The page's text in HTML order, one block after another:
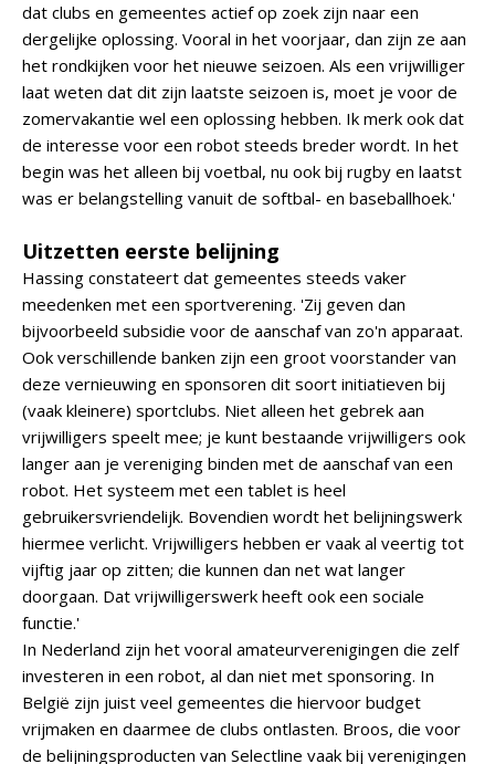
dat clubs en gemeentes actief op zoek zijn naar een
dergelijke oplossing. Vooral in het voorjaar, dan zijn ze aan
het rondkijken voor het nieuwe seizoen. Als een vrijwilliger
laat weten dat dit zijn laatste seizoen is, moet je voor de
zomervakantie wel een oplossing hebben. Ik merk ook dat
de interesse voor een robot steeds breder wordt. In het
begin was het alleen bij voetbal, nu ook bij rugby en laatst
was er belangstelling vanuit de softbal- en baseballhoek.'
Uitzetten eerste belijning
Hassing constateert dat gemeentes steeds vaker
meedenken met een sportverening. 'Zij geven dan
bijvoorbeeld subsidie voor de aanschaf van zo'n apparaat.
Ook verschillende banken zijn een groot voorstander van
deze vernieuwing en sponsoren dit soort initiatieven bij
(vaak kleinere) sportclubs. Niet alleen het gebrek aan
vrijwilligers speelt mee; je kunt bestaande vrijwilligers ook
langer aan je vereniging binden met de aanschaf van een
robot. Het systeem met een tablet is heel
gebruikersvriendelijk. Bovendien wordt het belijningswerk
hiermee verlicht. Vrijwilligers hebben er vaak al veertig tot
vijftig jaar op zitten; die kunnen dan net wat langer
doorgaan. Dat vrijwilligerswerk heeft ook een sociale
functie.'
In Nederland zijn het vooral amateurverenigingen die zelf
investeren in een robot, al dan niet met sponsoring. In
België zijn juist veel gemeentes die hiervoor budget
vrijmaken en daarmee de clubs ontlasten. Broos, die voor
de belijningsproducten van Selectline vaak bij verenigingen